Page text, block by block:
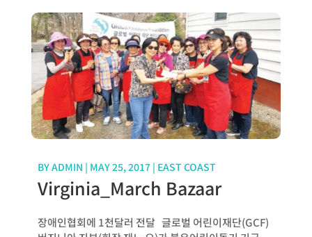
BYADMIN | MAY 25, 2017| EAST COAST
Virginia_March Bazaar
장애인협회에 1천달러 전달 글로벌 어린이재단(GCF)